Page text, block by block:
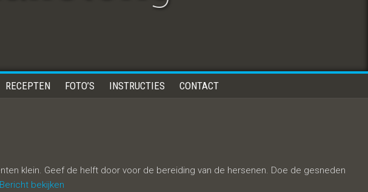
RECEPTEN FOTO’S INSTRUCTIES CONTACT
klein. Geef de helft door voor de bereiding van de hersenen. Doe de gesneden
Bericht bekijken